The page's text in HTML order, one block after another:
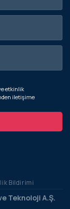
etkinlik
iletişime
Bildirimi
Teknoloji A.Ş.